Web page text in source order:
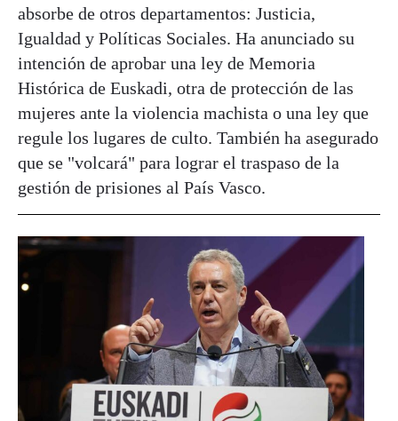
absorbe de otros departamentos: Justicia,
Igualdad y Políticas Sociales. Ha anunciado su
intención de aprobar una ley de Memoria
Histórica de Euskadi, otra de protección de las
mujeres ante la violencia machista o una ley que
regule los lugares de culto. También ha asegurado
que se "volcará" para lograr el traspaso de la
gestión de prisiones al País Vasco.